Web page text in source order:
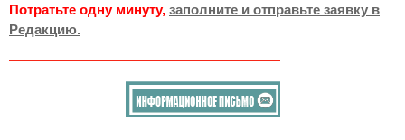
Потратьте одну минуту, заполните и отправьте заявку в
Редакцию.